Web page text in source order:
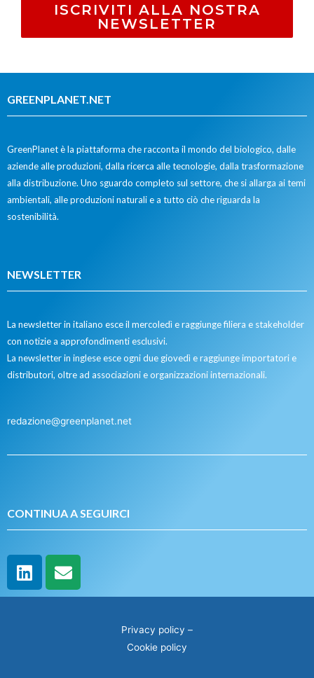
ISCRIVITI ALLA NOSTRA
NEWSLETTER
GREENPLANET.NET
GreenPlanet è la piattaforma che racconta il mondo del biologico, dalle
aziende alle produzioni, dalla ricerca alle tecnologie, dalla trasformazione
alla distribuzione. Uno sguardo completo sul settore, che si allarga ai temi
ambientali, alle produzioni naturali e a tutto ciò che riguarda la
sostenibilità.
NEWSLETTER
La newsletter in italiano esce il mercoledì e raggiunge filiera e stakeholder
con notizie a approfondimenti esclusivi.
La newsletter in inglese esce ogni due giovedì e raggiunge importatori e
distributori, oltre ad associazioni e organizzazioni internazionali.
redazione@greenplanet.net
CONTINUA A SEGUIRCI
Privacy policy –
Cookie policy